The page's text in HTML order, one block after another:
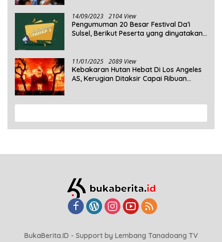
14/09/2023 2104 View
Pengumuman 20 Besar Festival Da’i
Sulsel, Berikut Peserta yang dinyatakan
11/01/2025 2089 View
Kebakaran Hutan Hebat Di Los Angeles
AS, Kerugian Ditaksir Capai Ribuan
BukaBerita.ID - Support by Lembang Tanadoang TV